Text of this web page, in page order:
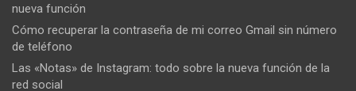
nueva función
Cómo recuperar la contraseña de mi correo Gmail sin número
de teléfono
Las «Notas» de Instagram: todo sobre la nueva función de la
red social